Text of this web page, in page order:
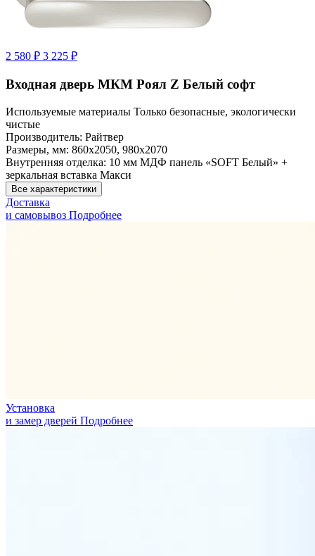
2 580 ₽ 3 225 ₽
Входная дверь МКМ Роял Z Белый софт
Используемые материалы Только безопасные, экологически
чистые
Производитель: Райтвер
Размеры, мм: 860х2050, 980x2070
Внутренняя отделка: 10 мм МДФ панель «SOFT Белый» +
зеркальная вставка Макси
Все характеристики
Доставка
и самовывоз Подробнее
Установка
и замер дверей Подробнее